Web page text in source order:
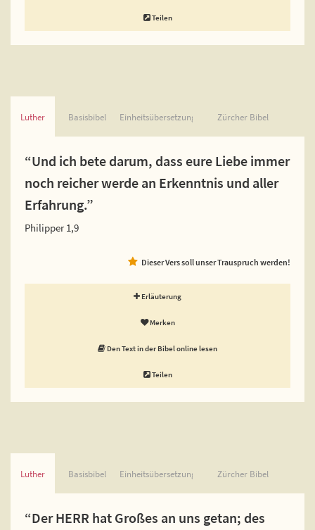
Teilen
Luther Basisbibel Einheitsübersetzung Zürcher Bibel
“Und ich bete darum, dass eure Liebe immer
noch reicher werde an Erkenntnis und aller
Erfahrung.”
Philipper 1,9
Dieser Vers soll unser Trauspruch werden!
Erläuterung
Merken
Den Text in der Bibel online lesen
Teilen
Luther Basisbibel Einheitsübersetzung Zürcher Bibel
“Der HERR hat Großes an uns getan; des